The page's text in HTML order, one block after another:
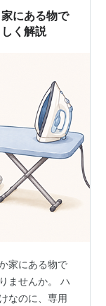
やすい…
にある物で
く解説
家にある物で
ませんか。 ハ
なのに、専用